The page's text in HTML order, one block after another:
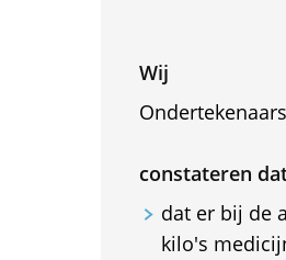
Wij
constateren
dat er bij de
kilo's